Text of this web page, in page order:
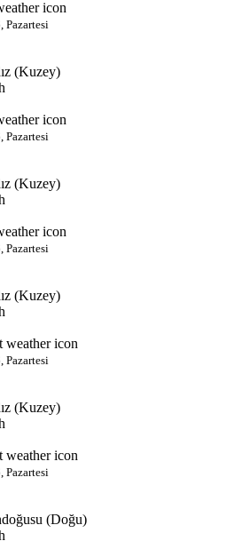
Pazartesi
(Kuzey)
Pazartesi
(Kuzey)
Pazartesi
(Kuzey)
Pazartesi
(Kuzey)
Pazartesi
(Doğu)